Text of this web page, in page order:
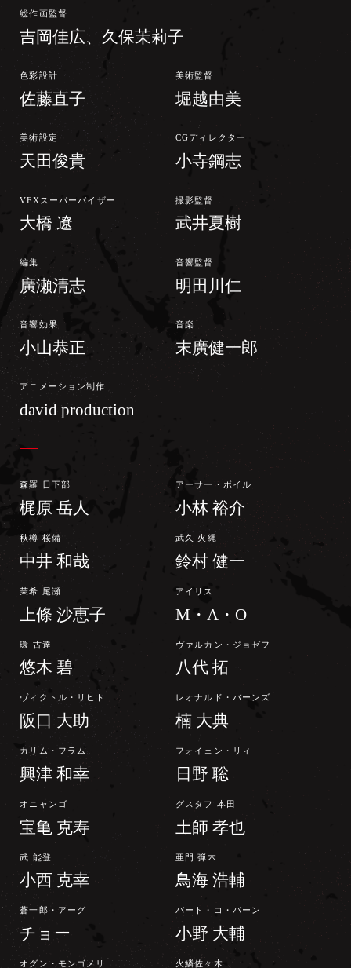
総作画監督
吉岡佳広、久保茉莉子
色彩設計
佐藤直子
美術監督
堀越由美
美術設定
天田俊貴
CGディレクター
小寺鋼志
VFXスーパーバイザー
大橋 遼
撮影監督
武井夏樹
編集
廣瀬清志
音響監督
明田川仁
音響効果
小山恭正
音楽
末廣健一郎
アニメーション制作
david production
森羅 日下部
梶原 岳人
アーサー・ボイル
小林 裕介
秋樽 桜備
中井 和哉
武久 火縄
鈴村 健一
茉希 尾瀬
上條 沙恵子
アイリス
M・A・O
環 古達
悠木 碧
ヴァルカン・ジョゼフ
八代 拓
ヴィクトル・リヒト
阪口 大助
レオナルド・バーンズ
楠 大典
カリム・フラム
興津 和幸
フォイェン・リィ
日野 聡
オニャンゴ
宝亀 克寿
グスタフ 本田
土師 孝也
武 能登
小西 克幸
亜門 弾木
鳥海 浩輔
蒼一郎・アーグ
チョー
パート・コ・パーン
小野 大輔
オグン・モンゴメリ 火鱗佐々木